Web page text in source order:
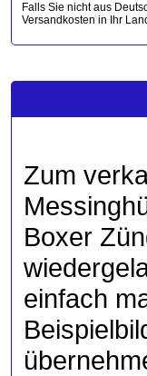
Falls Sie nicht aus
Versandkosten in Ihr
Zum
Boxer
einfach